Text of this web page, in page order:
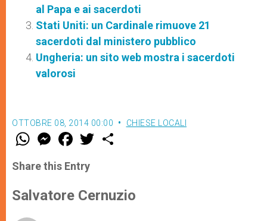
al Papa e ai sacerdoti
Stati Uniti: un Cardinale rimuove 21
sacerdoti dal ministero pubblico
Ungheria: un sito web mostra i sacerdoti
valorosi
OTTOBRE 08, 2014 00:00 CHIESE LOCALI
W
t
s
p
p
M
e
s
e
g
e
F
a
e
b
o
k
w
r
Share this Entry
Salvatore Cernuzio